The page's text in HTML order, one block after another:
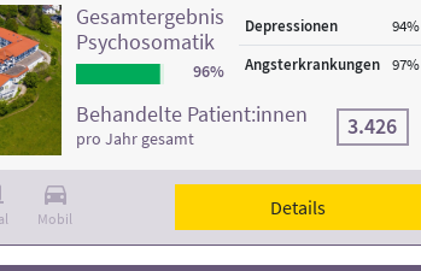
Mobil
Gesamtergebnis
Psychosomatik
96%
Depressionen 94%
Angsterkrankungen 97%
Behandelte Patient:innen
pro Jahr gesamt 3.426
Details